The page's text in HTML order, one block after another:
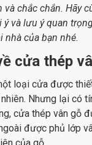
và chắc chắn. Hãy
và lưu ý quan
nhà của bạn nhé.
cửa thép
loại cửa được
Nhưng lại có
cửa thép vân gỗ
được phủ lớp
của gỗ.